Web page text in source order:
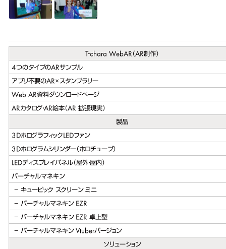
T-chara WebAR（AR制作）
4つのタイプのARサンプル
アプリ不要のAR×スタンプラリー
Web AR資料ダウンロードページ
ARカタログ・AR絵本（AR 拡張現実）
製品
3DホログラフィックLEDファン
3Dホログラムシリンダー（ホロチューブ）
LEDディスプレイパネル（屋外・屋内）
バーチャルマネキン
キュービック スクリーン ミニ
バーチャルマネキン EZR
バーチャルマネキン EZR 卓上型
バーチャルマネキン Vtuberバージョン
ソリューション